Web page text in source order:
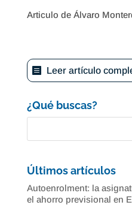
Articulo de Álvaro
Leer artículo
¿Qué buscas?
Últimos artículos
Autoenrolment: la
el ahorro previsional en